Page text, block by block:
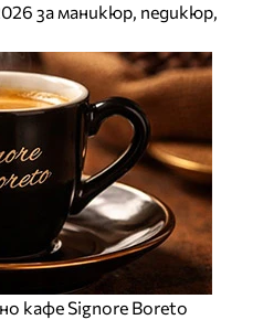
за маникюр, педикюр,
кафе Signore Boreto